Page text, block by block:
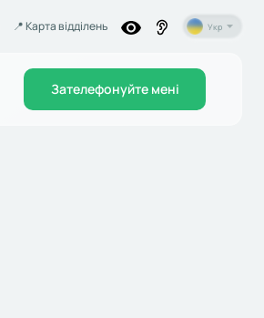
📍️ Карта відділень Укр
Зателефонуйте мені